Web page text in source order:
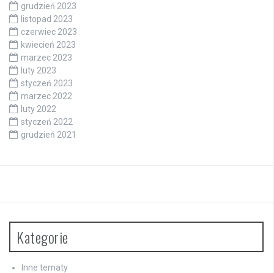
grudzień 2023
listopad 2023
czerwiec 2023
kwiecień 2023
marzec 2023
luty 2023
styczeń 2023
marzec 2022
luty 2022
styczeń 2022
grudzień 2021
Kategorie
Inne tematy